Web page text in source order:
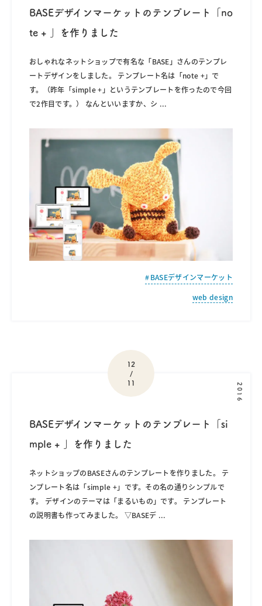
BASEデザインマーケットのテンプレート「no
te + 」を作りました
おしゃれなネットショップで有名な「BASE」さんのテンプレ
ートデザインをしました。 テンプレート名は「note +」で
す。（昨年「simple +」というテンプレートを作ったので今回
で2作目です。） なんといいますか、シ ...
BASEデザインマーケット
web design
12
/
11
2016
BASEデザインマーケットのテンプレート「si
mple + 」を作りました
ネットショップのBASEさんのテンプレートを作りました。 テ
ンプレート名は「simple +」です。その名の通りシンプルで
す。 デザインのテーマは「まるいもの」です。 テンプレート
の説明書も作ってみました。 ▽BASEデ ...